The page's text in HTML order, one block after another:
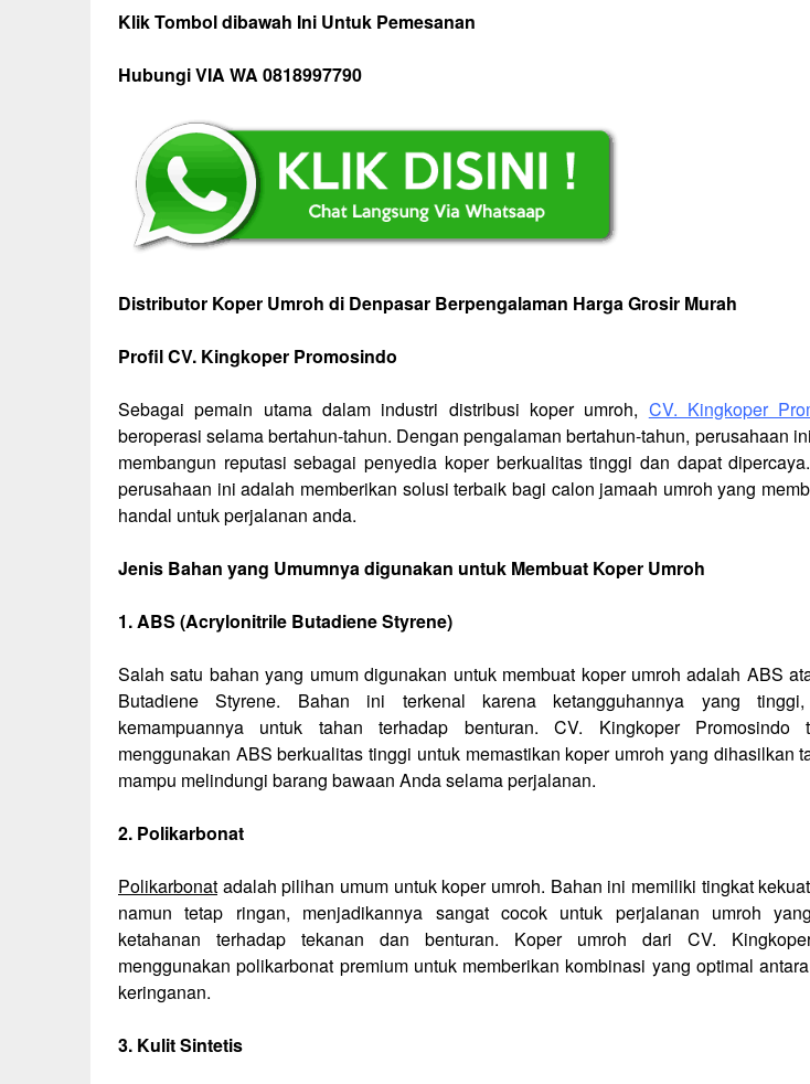
Klik Tombol dibawah Ini Untuk Pemesanan
Hubungi VIA WA 0818997790
Distributor Koper Umroh di Denpasar Berpengalaman Harga Grosir Murah
Profil CV. Kingkoper Promosindo
Sebagai pemain utama dalam industri distribusi koper umroh, CV. Kingkoper
beroperasi selama bertahun-tahun. Dengan pengalaman bertahun-tahun, perusahaan
membangun reputasi sebagai penyedia koper berkualitas tinggi dan dapat
perusahaan ini adalah memberikan solusi terbaik bagi calon jamaah umroh yang
handal untuk perjalanan anda.
Jenis Bahan yang Umumnya digunakan untuk Membuat Koper Umroh
1. ABS (Acrylonitrile Butadiene Styrene)
Salah satu bahan yang umum digunakan untuk membuat koper umroh adalah ABS
Butadiene Styrene. Bahan ini terkenal karena ketangguhannya yang
kemampuannya untuk tahan terhadap benturan. CV. Kingkoper Promosindo
menggunakan ABS berkualitas tinggi untuk memastikan koper umroh yang dihasilkan
mampu melindungi barang bawaan Anda selama perjalanan.
2. Polikarbonat
Polikarbonat adalah pilihan umum untuk koper umroh. Bahan ini memiliki tingkat
namun tetap ringan, menjadikannya sangat cocok untuk perjalanan umroh
ketahanan terhadap tekanan dan benturan. Koper umroh dari CV.
menggunakan polikarbonat premium untuk memberikan kombinasi yang optimal
keringanan.
3. Kulit Sintetis